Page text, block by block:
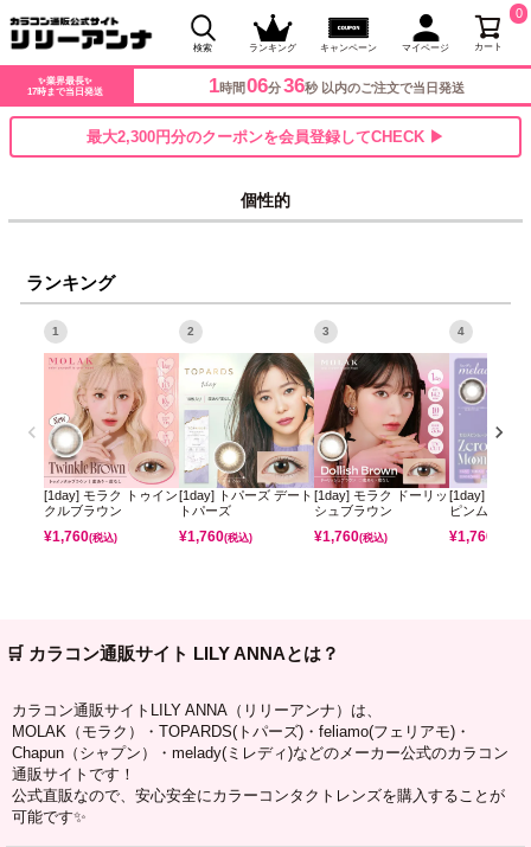
検索 ランキング キャンペーン マイページ カート
0
✨業界最長✨
17時まで当日発送
1時間 06分36秒 以内のご注文で当日発送
最大2,300円分のクーポンを会員登録してCHECK ▶
個性的
ランキング
1
[1day] モラク トゥイン
クルブラウン
¥1,760(税込)
2
[1day] トパーズ デート
トパーズ
¥1,760(税込)
3
[1day] モラク ドーリッ
シュブラウン
¥1,760(税込)
4
[1day] ミレデ
ピンムーン
¥1,760
🛒 カラコン通販サイト LILY ANNAとは？
カラコン通販サイトLILY ANNA（リリーアンナ）は、
MOLAK（モラク）・TOPARDS(トパーズ)・feliamo(フェリアモ)・
Chapun（シャプン）・melady(ミレディ)などのメーカー公式のカラコン
通販サイトです！
公式直販なので、安心安全にカラーコンタクトレンズを購入することが
可能です✨